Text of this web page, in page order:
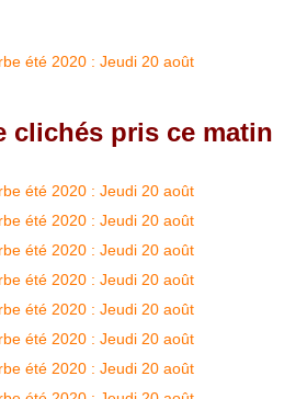
clichés pris ce matin